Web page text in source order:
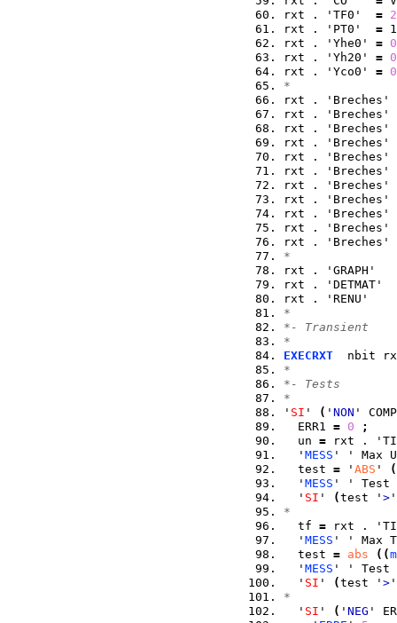
rxt . 'TF0' =
rxt . 'PT0' =
rxt . 'Yhe0' =
rxt . 'Yh20' =
rxt . 'Yco0' =
*
rxt . 'Breches'
rxt .
rxt .
rxt .
rxt .
rxt .
rxt .
rxt .
rxt .
rxt .
rxt .
*
rxt . 'GRAPH'
rxt . 'DETMAT'
rxt . 'RENU'
*
*- Transient
*
EXECRXT
nbit
*
*- Tests
*
' SI ' ( ' NON '
  ERR1
= 0
;
  un
= rxt .
  '
MESS ' ' Max
  test
= ' ABS '
(
  '
MESS ' ' Test
  '
SI ' (test ' >
*
  tf
= rxt .
  '
MESS ' ' Max
  test
= abs ( (
  '
MESS ' ' Test
  '
SI ' (test ' >
*
  '
SI ' ( ' NEG '